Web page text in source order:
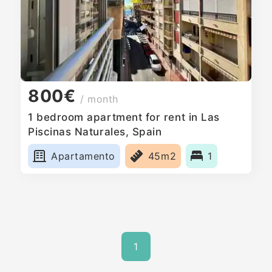
800€ / month
1 bedroom apartment for rent in Las
Piscinas Naturales, Spain
Apartamento
45m2 1
1